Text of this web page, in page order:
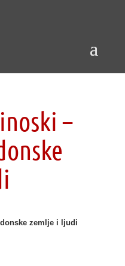
–
zemlje i ljudi